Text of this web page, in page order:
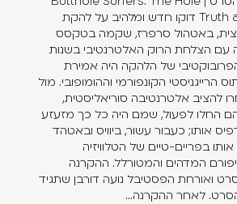
Truth and Nothing Butt דוקו חדש ומלהיב על להקת
באטהול סרפרז, שקמה בטקסס
80 ופרצה עם הצלחת הרוק האלטרנטיבי בשנות
הפרובוקטיבי של הלהקה היה אמירת
הרייגניסטי הקונפורמי וההומופובי. מול
להציב אלטרנטיבה סוריאליסטית,
החלו לפעול, שמם היה כל כך מזעזע
אותו; כעבור עשור, ביוויס ובאטהד
אותו בפריים-טיים של הטלוויזיה
המדהים והמטורלל. ההקרנה
ואורחת הפסטיבל נועה דורבן שתגיד
לאחר ההקרנה...